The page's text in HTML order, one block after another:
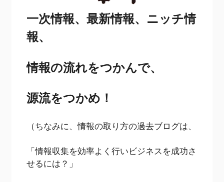
一次情報、最新情報、ニッチ情
報、
情報の流れをつかんで、
源流をつかめ！
（ちなみに、情報の取り方の過去ブログは、
「情報収集を効率よく行いビジネスを成功さ
せるには？」